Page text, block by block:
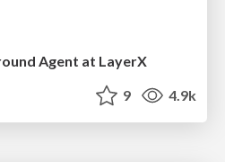
Agent at LayerX
9 4.9k